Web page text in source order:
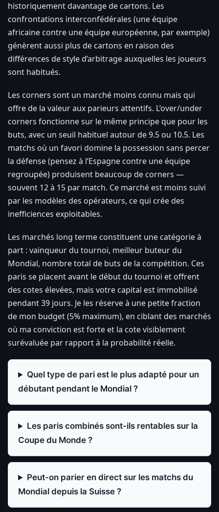
historiquement davantage de cartons. Les
confrontations interconfédérales (une équipe
africaine contre une équipe européenne, par exemple)
génèrent aussi plus de cartons en raison des
différences de style d’arbitrage auxquelles les joueurs
sont habitués.
Les corners sont un marché moins connu mais qui
offre de la valeur aux parieurs attentifs. L’over/under
corners fonctionne sur le même principe que pour les
buts, avec un seuil habituel autour de 9.5 ou 10.5. Les
matchs où un favori domine la possession sans percer
la défense (pensez à l’Espagne contre une équipe
regroupée) produisent beaucoup de corners —
souvent 12 à 15 par match. Ce marché est moins suivi
par les modèles des opérateurs, ce qui crée des
inefficiences exploitables.
Les marchés long terme constituent une catégorie à
part : vainqueur du tournoi, meilleur buteur du
Mondial, nombre total de buts de la compétition. Ces
paris se placent avant le début du tournoi et offrent
des cotes élevées, mais votre capital est immobilisé
pendant 39 jours. Je les réserve à une petite fraction
de mon budget (5% maximum), en ciblant des marchés
où ma conviction est forte et la cote visiblement
surévaluée par rapport à la probabilité réelle.
Quel type de pari est le plus adapté pour un
débutant pendant le Mondial ?
Les paris combinés sont-ils rentables sur la
Coupe du Monde ?
Peut-on parier en direct sur les matchs du
Mondial depuis la Suisse ?